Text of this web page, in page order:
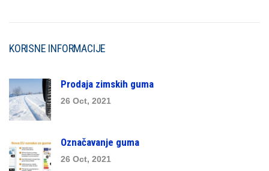
KORISNE INFORMACIJE
Prodaja zimskih guma
26 Oct, 2021
Označavanje guma
26 Oct, 2021